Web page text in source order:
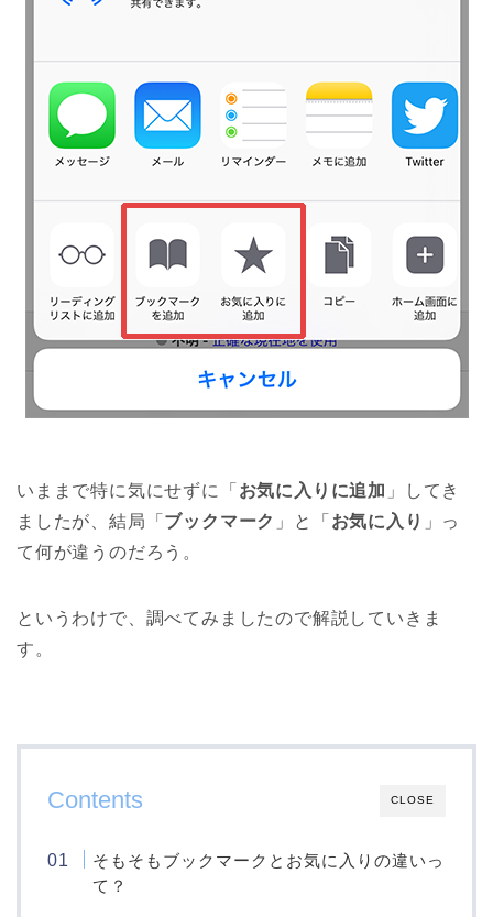
いままで特に気にせずに「 お気に入りに追加 」してき
ましたが、結局「 ブックマーク 」と「 お気に入り 」っ
て何が違うのだろう。
というわけで、調べてみましたので解説していきま
す。
CLOSE
Contents
そもそもブックマークとお気に入りの違いっ
て？